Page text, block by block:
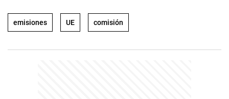
emisiones UE comisión